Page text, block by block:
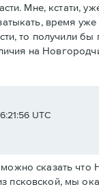
Мне, кстати,
время
то получили
на
UTC
сказать
псковской, мы